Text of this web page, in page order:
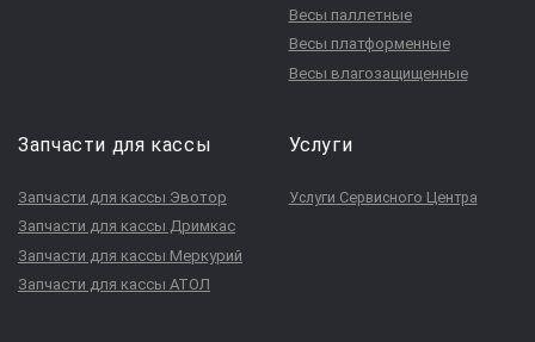
Весы паллетные
Весы платформенные
Весы влагозащищенные
Запчасти для кассы
Запчасти для кассы Эвотор
Запчасти для кассы Дримкас
Запчасти для кассы Меркурий
Запчасти для кассы АТОЛ
Услуги
Услуги Сервисного Центра